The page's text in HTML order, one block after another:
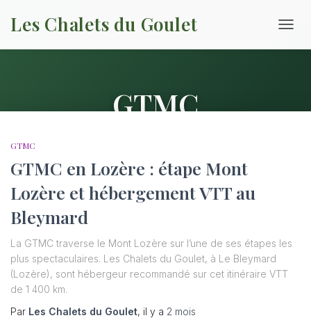
Les Chalets du Goulet
LA
GTMC
GTMC
GTMC en Lozère : étape Mont
Lozère et hébergement VTT au
Bleymard
La GTMC traverse le Mont Lozère sur l’une de ses étapes les
plus spectaculaires. Les Chalets du Goulet, à Le Bleymard
(Lozère), sont hébergeur recommandé sur cet itinéraire VTT
de 1 400 km.
Par Les Chalets du Goulet, il y a 2 mois